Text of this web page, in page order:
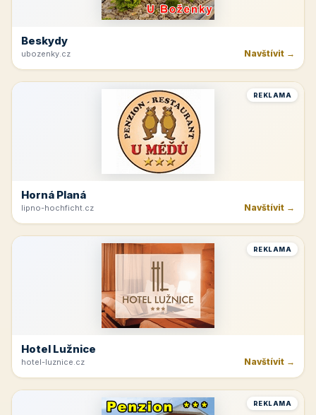
Beskydy
ubozenky.cz Navštívit →
REKLAMA
Horná Planá
lipno-hochficht.cz Navštívit →
REKLAMA
Hotel Lužnice
hotel-luznice.cz Navštívit →
REKLAMA